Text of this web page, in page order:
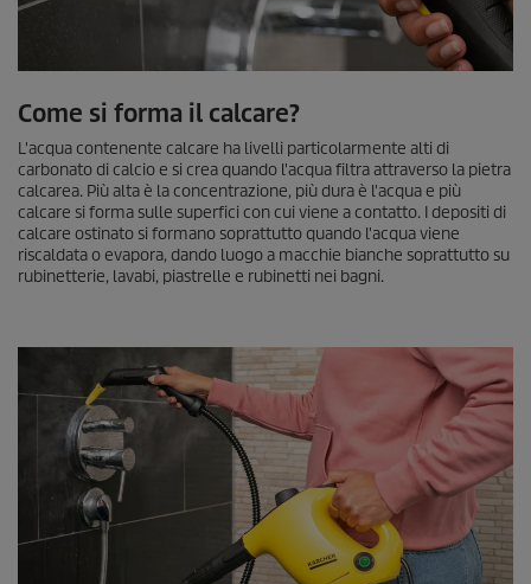
Come si forma il calcare?
L'acqua contenente calcare ha livelli particolarmente alti di
carbonato di calcio e si crea quando l'acqua filtra attraverso la pietra
calcarea. Più alta è la concentrazione, più dura è l'acqua e più
calcare si forma sulle superfici con cui viene a contatto. I depositi di
calcare ostinato si formano soprattutto quando l'acqua viene
riscaldata o evapora, dando luogo a macchie bianche soprattutto su
rubinetterie, lavabi, piastrelle e rubinetti nei bagni.